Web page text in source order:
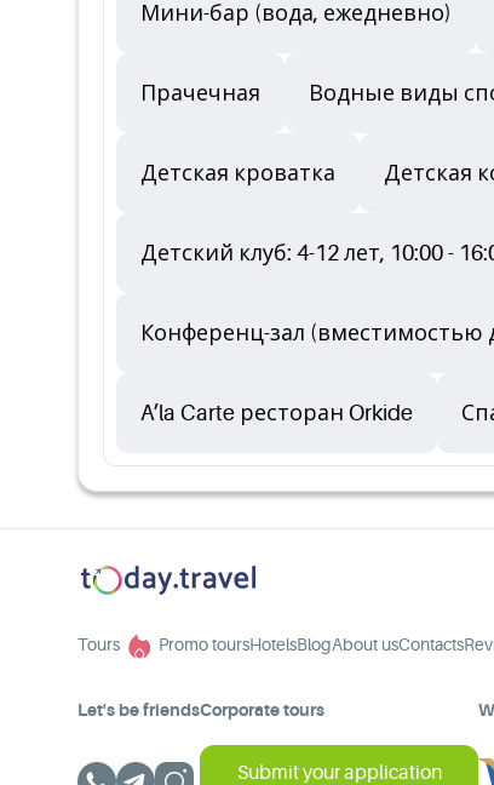
Мини-бар (вода, ежедневно)
Прачечная Водные виды
Детская кроватка Детская
Детский клуб: 4-12 лет, 10:00 -
Конференц-зал (вместимостью
A’la Carte ресторан Orkide
Tours Promo toursHotelsBlogAbout usContacts
Let's be friendsCorporate tours
Submit your application